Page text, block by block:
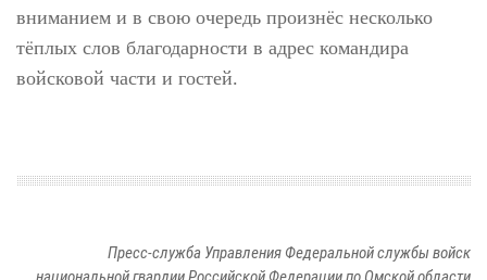
вниманием и в свою очередь произнёс несколько
тёплых слов благодарности в адрес командира
войсковой части и гостей.
Пресс-служба Управления Федеральной службы войск